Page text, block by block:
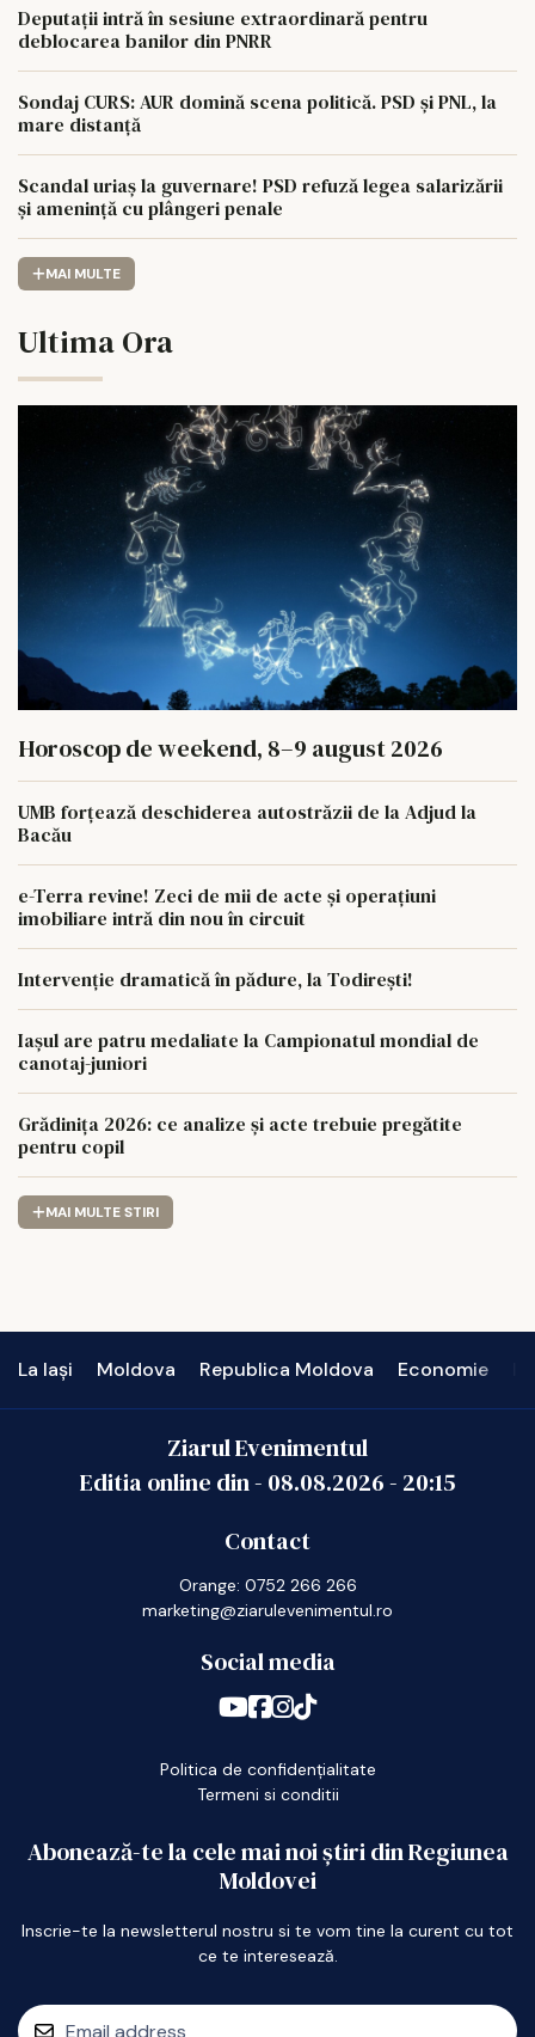
Deputații intră în sesiune extraordinară pentru
deblocarea banilor din PNRR
Sondaj CURS: AUR domină scena politică. PSD și PNL, la
mare distanță
Scandal uriaș la guvernare! PSD refuză legea salarizării
și amenință cu plângeri penale
MAI MULTE
Ultima Ora
Horoscop de weekend, 8–9 august 2026
UMB forțează deschiderea autostrăzii de la Adjud la
Bacău
e-Terra revine! Zeci de mii de acte și operațiuni
imobiliare intră din nou în circuit
Intervenție dramatică în pădure, la Todirești!
Iaşul are patru medaliate la Campionatul mondial de
canotaj-juniori
Grădinița 2026: ce analize și acte trebuie pregătite
pentru copil
MAI MULTE STIRI
La Iași Moldova Republica Moldova Economie
Ziarul Evenimentul
Editia online din - 08.08.2026- 20:15
Contact
Orange: 0752 266 266
marketing@ziarulevenimentul.ro
Social media
Politica de confidențialitate
Termeni si conditii
Abonează-te la cele mai noi știri din Regiunea
Moldovei
Inscrie-te la newsletterul nostru si te vom tine la curent cu tot
ce te interesează.